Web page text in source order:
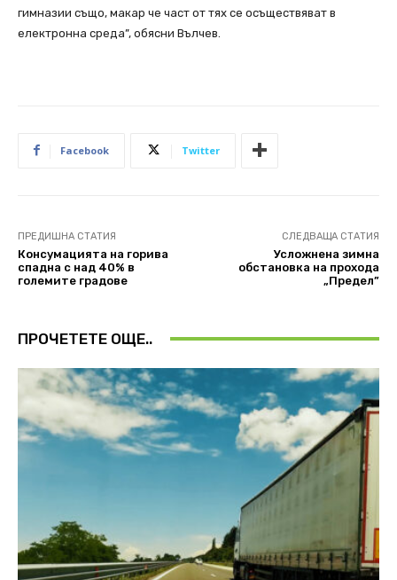
гимназии също, макар че част от тях се осъществяват в
електронна среда”, обясни Вълчев.
Facebook Twitter
ПРЕДИШНА СТАТИЯ
Консумацията на горива
спадна с над 40% в
големите градове
СЛЕДВАЩА СТАТИЯ
Усложнена зимна
обстановка на прохода
„Предел”
ПРОЧЕТЕТЕ ОЩЕ..